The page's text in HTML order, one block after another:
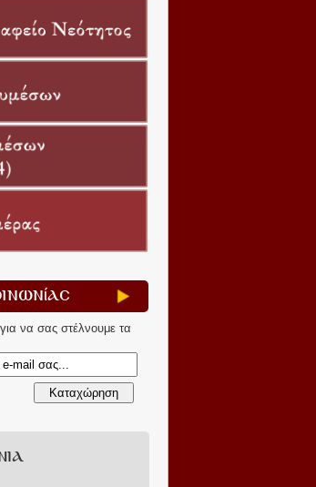
για να σας στέλνουμε τα